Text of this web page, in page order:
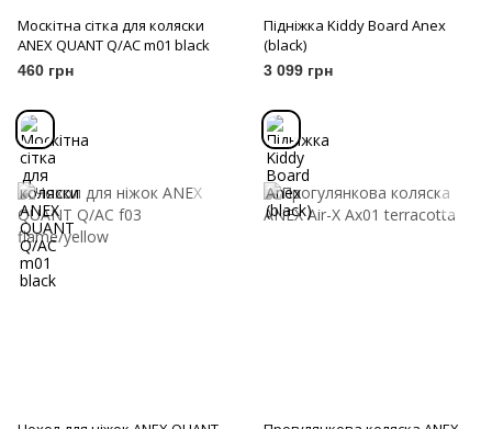
Москітна сітка для коляски
ANEX QUANT Q/AC m01 black
460 грн
Підніжка Kiddy Board Anex
(black)
3 099 грн